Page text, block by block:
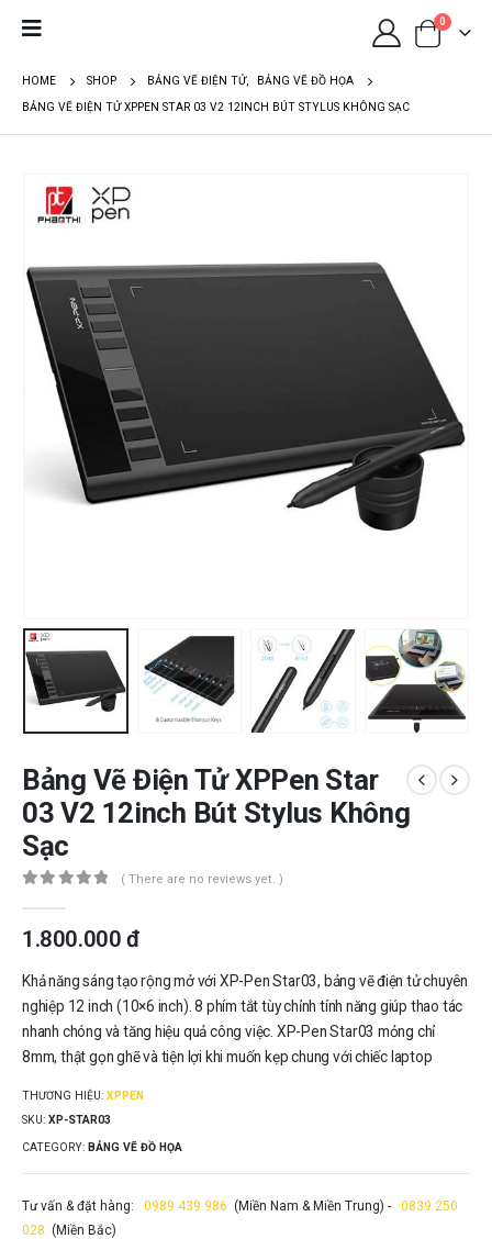
0
HOME SHOP BẢNG VẼ ĐIỆN TỬ,
BẢNG VẼ ĐỒ HỌA
BẢNG VẼ ĐIỆN TỬ XPPEN STAR 03 V2 12INCH BÚT STYLUS KHÔNG SẠC
Bảng Vẽ Điện Tử XPPen Star
03 V2 12inch Bút Stylus Không
Sạc
( There are no reviews yet. )
1.800.000 đ
Khả năng sáng tạo rộng mở với XP-Pen Star03, bảng vẽ điện tử chuyên
nghiệp 12 inch (10×6 inch). 8 phím tắt tùy chỉnh tính năng giúp thao tác
nhanh chóng và tăng hiệu quả công việc. XP-Pen Star03 mỏng chỉ
8mm, thật gọn ghẽ và tiện lợi khi muốn kẹp chung với chiếc laptop
THƯƠNG HIỆU: XPPEN
SKU: XP-STAR03
CATEGORY: BẢNG VẼ ĐỒ HỌA
Tư vấn & đặt hàng: 0989 439 986 (Miền Nam & Miền Trung) - 0839 250
028 (Miền Bắc)